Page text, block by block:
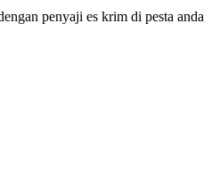
penyaji es krim di pesta anda